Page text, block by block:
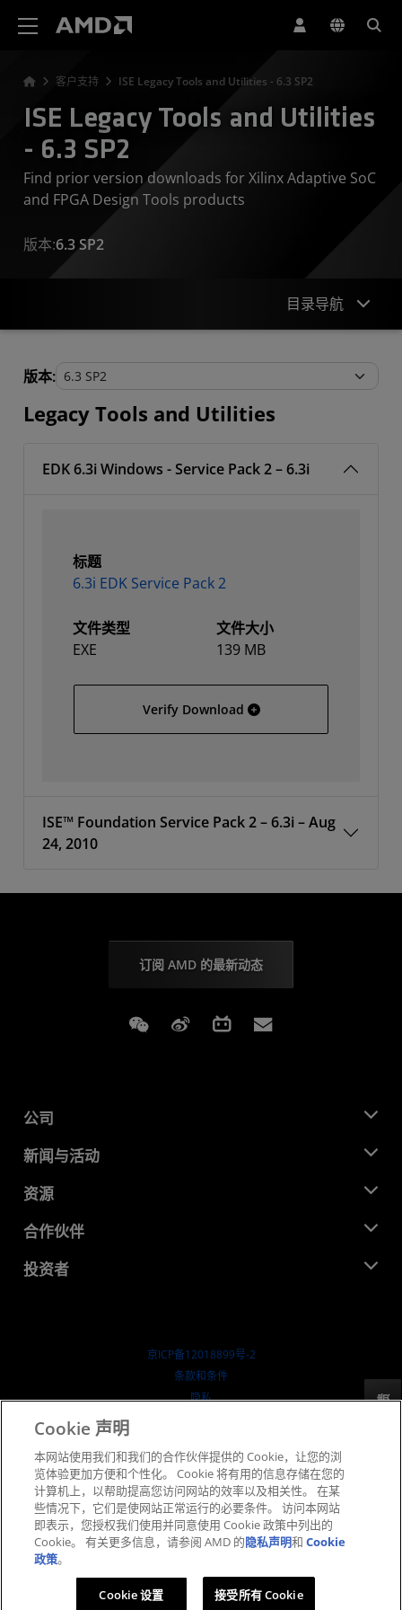
客户支持 ISE Legacy Tools and Utilities - 6.3 SP2
ISE Legacy Tools and Utilities
- 6.3 SP2
Find prior version downloads for Xilinx Adaptive SoC
and FPGA Design Tools products
版本:6.3 SP2
目录导航
Legacy Tools and Utilities
版本:
Legacy Tools and Utilities
EDK 6.3i Windows - Service Pack 2 – 6.3i
标题
6.3i EDK Service Pack 2
文件类型
EXE
文件大小
139 MB
Verify Download 6.3i EDK Service Pack 2
ISE™ Foundation Service Pack 2 – 6.3i – Aug
24, 2010
反馈
订阅 AMD 的最新动态
Weixin Weibo Bilibili
公司
关于 AMD
企业责任
就业机会
联系我们
新闻与活动
新闻中心
媒体库
资源
开发中心
成功案例
合作伙伴
AMD 合作伙伴中心
投资者
京ICP备12018899号-2
​条款和条件
隐私
公开公平竞争
英国税收策略
Cookie 政策
Cookie 设置
Cookie 声明
本网站使用我们和我们的合作伙伴提供的 Cookie，让您的浏
览体验更加方便和个性化。 Cookie 将有用的信息存储在您的
计算机上，以帮助提高您访问网站的效率以及相关性。 在某
些情况下，它们是使网站正常运行的必要条件。 访问本网站
即表示，您授权我们使用并同意使用 Cookie 政策中列出的
Cookie。 有关更多信息，请参阅 AMD 的隐私声明和Cookie
政策。
Cookie 设置 接受所有 Cookie